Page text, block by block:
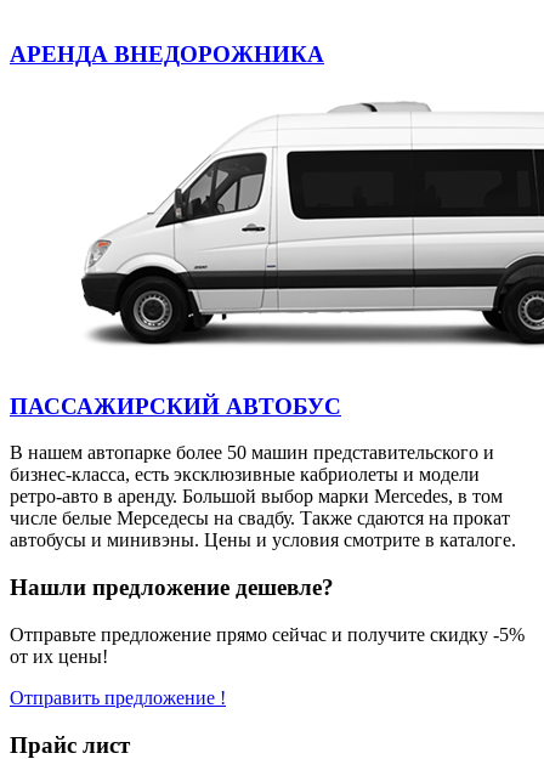
АРЕНДА ВНЕДОРОЖНИКА
ПАССАЖИРСКИЙ АВТОБУС
В нашем автопарке более 50 машин представительского и
бизнес-класса, есть эксклюзивные кабриолеты и модели
ретро-авто в аренду. Большой выбор марки Mercedes, в том
числе белые Мерседесы на свадбу. Также сдаются на прокат
автобусы и минивэны. Цены и условия смотрите в каталоге.
Нашли предложение дешевле?
Отправьте предложение прямо сейчас и получите скидку -5%
от их цены!
Отправить предложение !
Прайс лист